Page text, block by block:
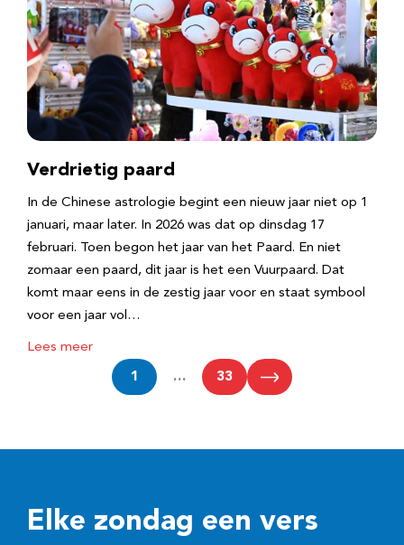
Verdrietig paard
In de Chinese astrologie begint een nieuw jaar niet op 1
januari, maar later. In 2026 was dat op dinsdag 17
februari. Toen begon het jaar van het Paard. En niet
zomaar een paard, dit jaar is het een Vuurpaard. Dat
komt maar eens in de zestig jaar voor en staat symbool
voor een jaar vol…
Lees meer
1 … 33
Elke zondag een vers